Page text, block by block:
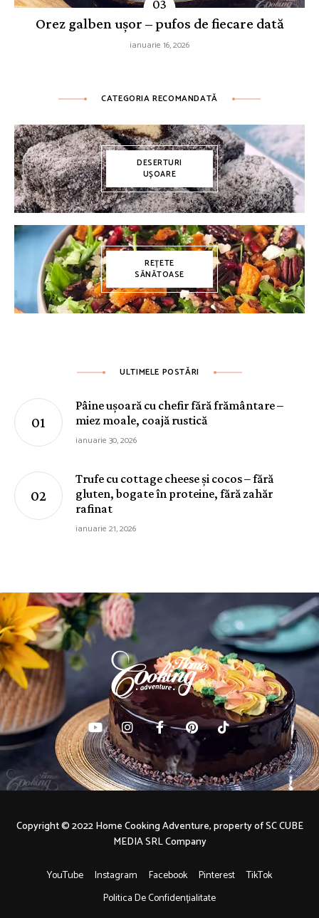
Orez galben ușor – pufos de fiecare dată
ianuarie 16, 2026
CATEGORIA RECOMANDATĂ
DESERTURI
UȘOARE
REȚETE
SĂNĂTOASE
ULTIMELE POSTĂRI
Pâine ușoară cu chefir fără frământare –
miez moale, coajă rustică
ianuarie 30, 2026
Trufe cu cottage cheese și cocos – fără
gluten, bogate în proteine, fără zahăr
rafinat
ianuarie 21, 2026
YouTube Instagram Facebook Pinterest
TikTok
Politica De Confidențialitate
Copyright © 2022 Home Cooking Adventure, property of SC CUBE
MEDIA SRL Company